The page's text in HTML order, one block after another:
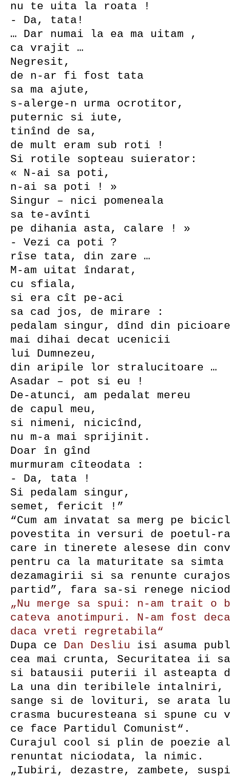
nu te uita la roata !
- Da, tata!
… Dar numai la ea ma uitam ,
ca vrajit …
Negresit,
de n-ar fi fost tata
sa ma ajute,
s-alerge-n urma ocrotitor,
puternic si iute,
tinînd de sa,
de mult eram sub roti !
Si rotile sopteau suierator:
« N-ai sa poti,
n-ai sa poti ! »
Singur – nici pomeneala
sa te-avînti
pe dihania asta, calare ! »
- Vezi ca poti ?
rîse tata, din zare …
M-am uitat îndarat,
cu sfiala,
si era cît pe-aci
sa cad jos, de mirare :
pedalam singur, dînd din picioare
mai dihai decat ucenicii
lui Dumnezeu,
din aripile lor stralucitoare …
Asadar – pot si eu !
De-atunci, am pedalat mereu
de capul meu,
si nimeni, nicicînd,
nu m-a mai sprijinit.
Doar în gînd
murmuram cîteodata :
- Da, tata !
Si pedalam singur,
semet, fericit !”
“Cum am invatat sa merg pe
povestita in versuri de poetul-
care in tinerete alesese din
pentru ca la maturitate sa simta
dezamagirii si sa renunte
partid”, fara sa-si renege
„Nu merge sa spui: n-am trait o
cateva anotimpuri. N-am fost
daca vreti regretabila“
Dupa ce Dan Desliu isi asuma
cea mai crunta, Securitatea ii
si batausii puterii il asteapta
La una din teribilele intalniri,
sange si de lovituri, se arata
crasma bucuresteana si spune
ce face Partidul Comunist“.
Curajul cool si plin de poezie
renuntat niciodata, la nimic.
„Iubiri, dezastre, zambete,